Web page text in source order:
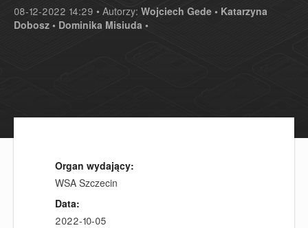
08-12-2022 14:29 • Autorzy: Wojciech Gede • Katarzyna
Dobosz • Dominika Misiuda •
Organ wydający:
WSA Szczecin
Data:
2022-10-05